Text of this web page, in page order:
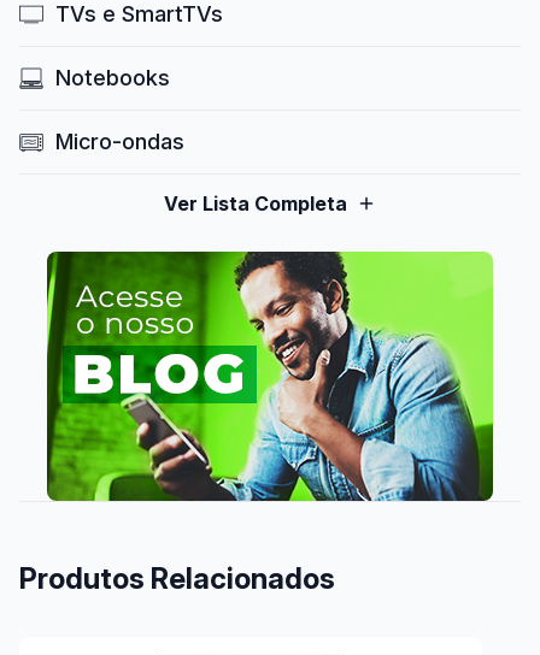
TVs e SmartTVs
Notebooks
Micro-ondas
Ver Lista Completa
Produtos Relacionados